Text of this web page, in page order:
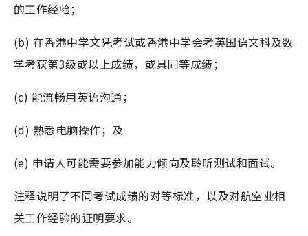
的工作经验；
(b) 在香港中学文凭考试或香港中学会考英国语文科及数
学考获第3级或以上成绩，或具同等成绩；
(c) 能流畅用英语沟通；
(d) 熟悉电脑操作；及
(e) 申请人可能需要参加能力倾向及聆听测试和面试。
注释说明了不同考试成绩的对等标准，以及对航空业相
关工作经验的证明要求。